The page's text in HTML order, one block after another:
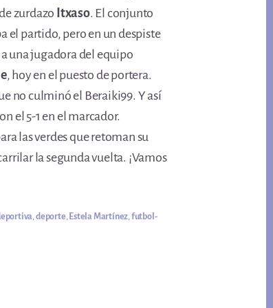
zurdazo Itxaso. El conjunto
el partido, pero en un despiste
una jugadora del equipo
, hoy en el puesto de portera.
no culminó el Beraiki99. Y así
el 5-1 en el marcador.
las verdes que retoman su
la segunda vuelta. ¡Vamos
,deporte, Estela Martínez,futbol-